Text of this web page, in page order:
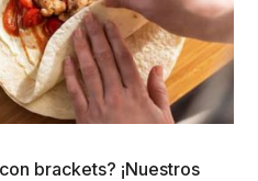
brackets? ¡Nuestros